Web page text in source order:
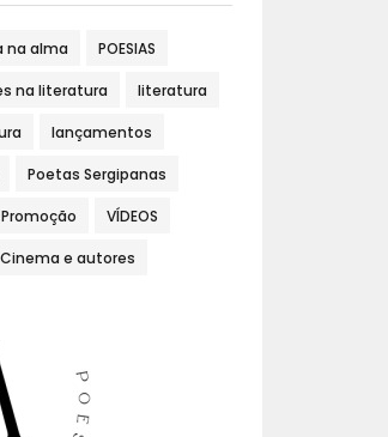
na alma POESIAS
na literatura literatura
lançamentos
Poetas Sergipanas
Promoção VÍDEOS
e autores